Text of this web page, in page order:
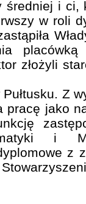
średniej i
w roli
placówką
złożyli
Z
pracę jako
i
z